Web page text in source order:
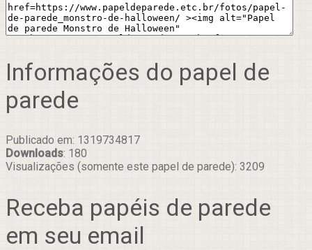
Informações do papel de
parede
Publicado em: 1319734817
Downloads: 180
Visualizações (somente este papel de parede): 3209
Receba papéis de parede
em seu email